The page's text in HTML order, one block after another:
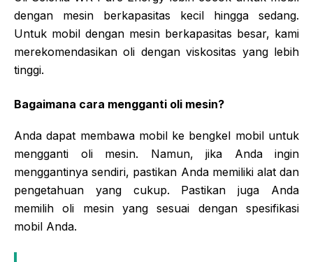
dengan mesin berkapasitas kecil hingga sedang.
Untuk mobil dengan mesin berkapasitas besar, kami
merekomendasikan oli dengan viskositas yang lebih
tinggi.
Bagaimana cara mengganti oli mesin?
Anda dapat membawa mobil ke bengkel mobil untuk
mengganti oli mesin. Namun, jika Anda ingin
menggantinya sendiri, pastikan Anda memiliki alat dan
pengetahuan yang cukup. Pastikan juga Anda
memilih oli mesin yang sesuai dengan spesifikasi
mobil Anda.